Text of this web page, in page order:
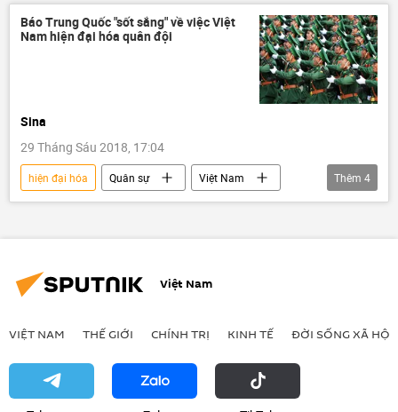
Hải quân Việt Nam
Viettel
Báo Trung Quốc "sốt sắng" về việc Việt
Nam hiện đại hóa quân đội
Sina
29 Tháng Sáu 2018, 17:04
hiện đại hóa Quân sự
Việt Nam
Trung Quốc
Quân đội Nhân dân Việt Nam
Thêm 4
Việt Nam
VIỆT NAM THẾ GIỚI CHÍNH TRỊ KINH TẾ ĐỜI SỐNG XÃ HỘI